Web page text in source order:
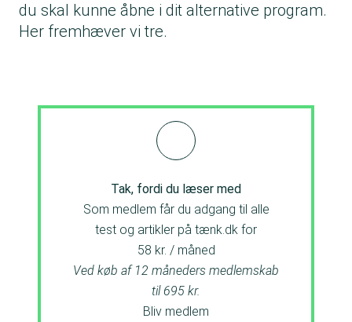
du skal kunne åbne i dit alternative program.
Her fremhæver vi tre.
Tak, fordi du læser med
Som medlem får du adgang til alle
test og artikler på tænk.dk for
58 kr. / måned
Ved køb af 12 måneders medlemskab
til 695 kr.
Bliv medlem